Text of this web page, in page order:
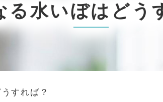
る水いぼはどう
すれば？